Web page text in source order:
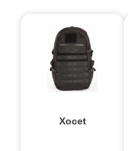
Xocet